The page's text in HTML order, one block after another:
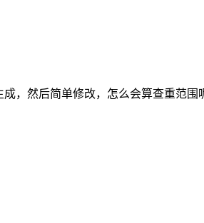
，然后简单修改，怎么会算查重范围